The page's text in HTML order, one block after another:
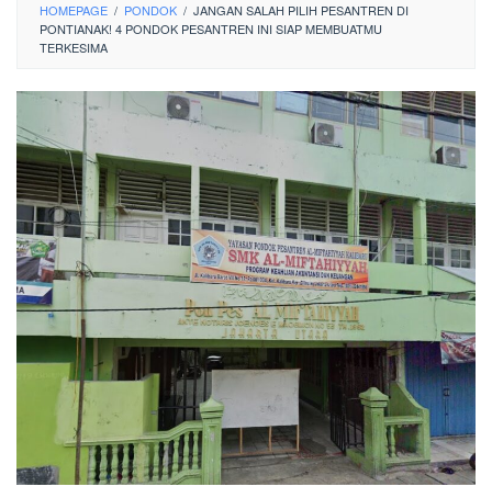
HOMEPAGE / PONDOK / JANGAN SALAH PILIH PESANTREN DI
PONTIANAK! 4 PONDOK PESANTREN INI SIAP MEMBUATMU
TERKESIMA